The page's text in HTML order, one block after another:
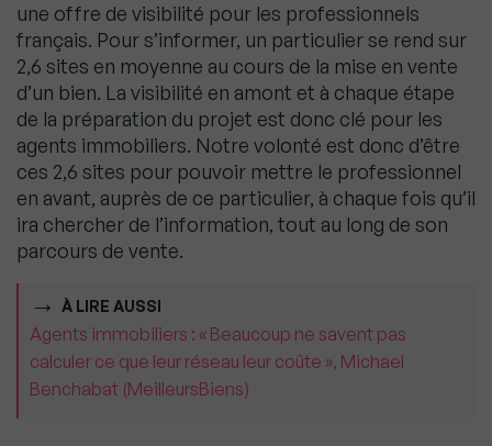
une offre de visibilité pour les professionnels
français. Pour s’informer, un particulier se rend sur
2,6 sites en moyenne au cours de la mise en vente
d’un bien. La visibilité en amont et à chaque étape
de la préparation du projet est donc clé pour les
agents immobiliers. Notre volonté est donc d’être
ces 2,6 sites pour pouvoir mettre le professionnel
en avant, auprès de ce particulier, à chaque fois qu’il
ira chercher de l’information, tout au long de son
parcours de vente.
À LIRE AUSSI
Agents immobiliers : « Beaucoup ne savent pas
calculer ce que leur réseau leur coûte », Michael
Benchabat (MeilleursBiens)